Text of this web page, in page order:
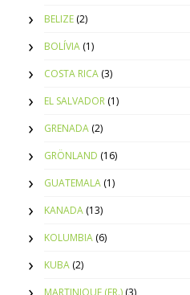
BELIZE (2)
BOLÍVIA (1)
COSTA RICA (3)
EL SALVADOR (1)
GRENADA (2)
GRÖNLAND (16)
GUATEMALA (1)
KANADA (13)
KOLUMBIA (6)
KUBA (2)
MARTINIQUE (FR.) (3)